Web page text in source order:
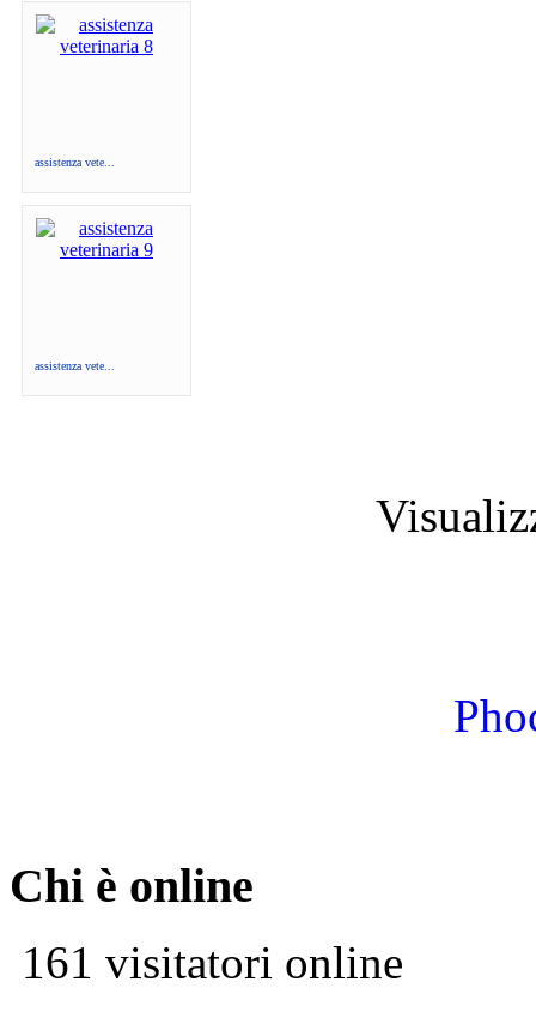
assistenza vete...
assistenza vete...
Chi è online
161 visitatori online